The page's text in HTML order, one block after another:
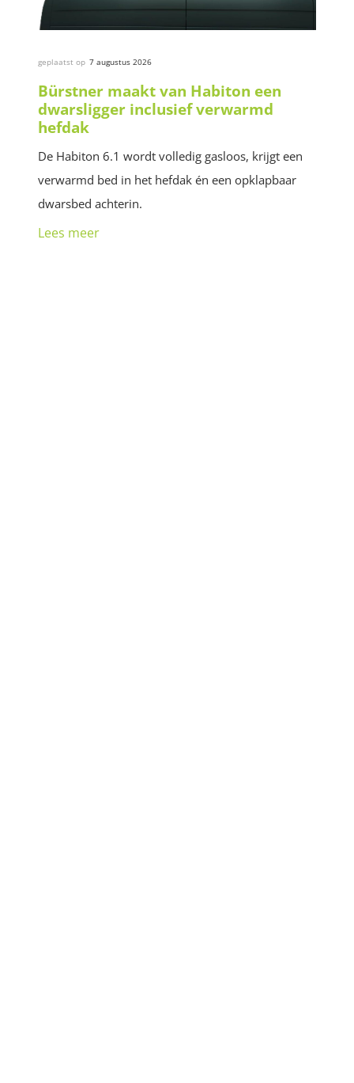
geplaatst op 7 augustus 2026
Bürstner maakt van Habiton een
dwarsligger inclusief verwarmd
hefdak
De Habiton 6.1 wordt volledig gasloos, krijgt een
verwarmd bed in het hefdak én een opklapbaar
dwarsbed achterin.
Lees meer